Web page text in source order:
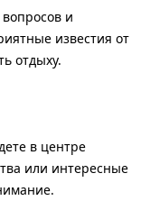
и
известия от
отдыху.
в центре
или интересные